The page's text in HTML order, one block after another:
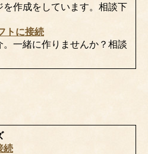
作成をしています。相談下
トに接続
一緒に作りませんか？相談
続